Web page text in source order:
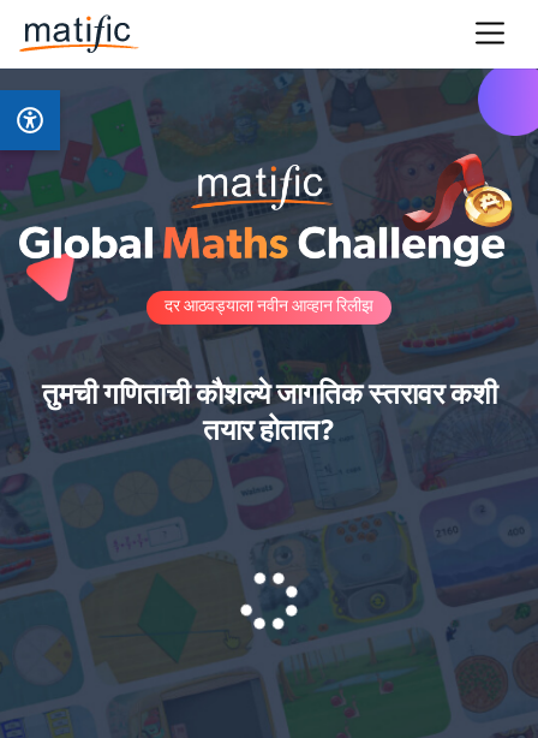
दर आठवड्याला नवीन आव्हान रिलीझ
तुमची गणिताची कौशल्ये जागतिक स्तरावर कशी
तयार होतात?